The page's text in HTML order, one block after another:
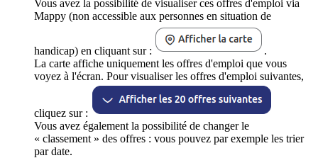
Vous avez la possibilité de visualiser ces offres d'emploi via
Mappy (non accessible aux personnes en situation de
handicap) en cliquant sur :
.
La carte affiche uniquement les offres d'emploi que vous
voyez à l'écran. Pour visualiser les offres d'emploi suivantes,
cliquez sur :
Vous avez également la possibilité de changer le
« classement » des offres : vous pouvez par exemple les trier
par date.